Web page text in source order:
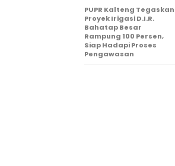
PUPR Kalteng Tegaskan
Proyek Irigasi D.I.R.
Bahatap Besar
Rampung 100 Persen,
Siap Hadapi Proses
Pengawasan